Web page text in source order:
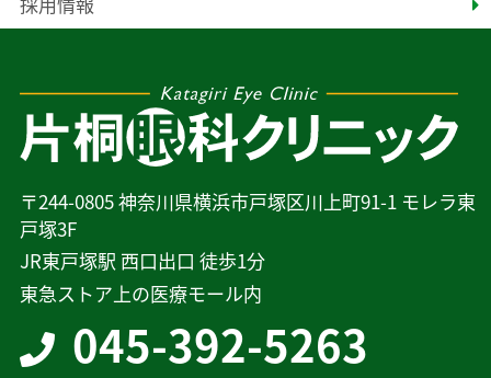
〒244-0805 神奈川県横浜市戸塚区川上町91-1 モレラ東
戸塚3F
JR東戸塚駅 西口出口 徒歩1分
東急ストア上の医療モール内
045-392-5263